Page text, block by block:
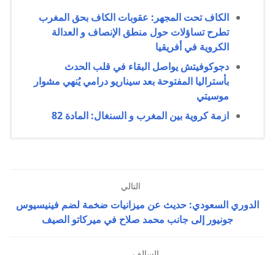
الكاف تحت المجهر: عقوبات الكاف بحق المغرب
تطرح تساؤلات حول منطق الإنصاف و العدالة
الكروية في أفريقيا
دجوكوفيتش يواصل البقاء في قلب الحدث
بأستراليا المفتوحة بعد سيناريو درامي يُنهي مشوار
موسيتي
ازمة كروية بين المغرب و السنغال: المادة 82
التالي
الدوري السعودي: حديث عن ميزانيات ضخمة لضم فينيسيوس
جونيور إلى جانب محمد صلاح في ميركاتو الصيف